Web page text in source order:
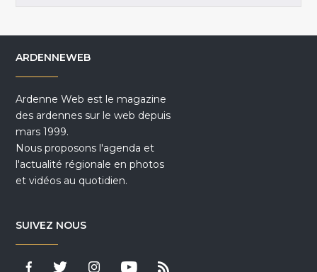
ARDENNEWEB
Ardenne Web est le magazine
des ardennes sur le web depuis
mars 1999.
Nous proposons l'agenda et
l'actualité régionale en photos
et vidéos au quotidien.
SUIVEZ NOUS